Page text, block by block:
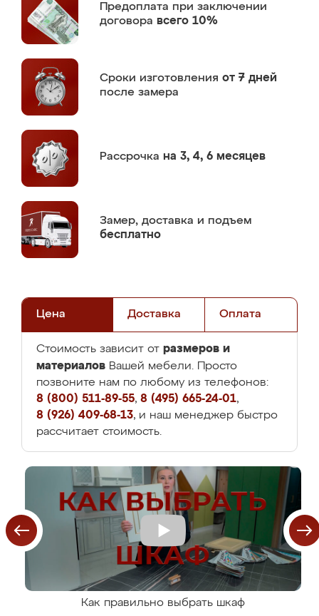
Предоплата при заключении
договора всего 10%
Сроки изготовления от 7 дней
после замера
Рассрочка на 3, 4, 6 месяцев
Замер, доставка и подъем
бесплатно
Цена Доставка Оплата
Стоимость зависит от размеров и
материалов Вашей мебели. Просто
позвоните нам по любому из телефонов:
8 (800) 511-89-55, 8 (495) 665-24-01,
8 (926) 409-68-13, и наш менеджер быстро
рассчитает стоимость.
Как правильно выбрать шкаф